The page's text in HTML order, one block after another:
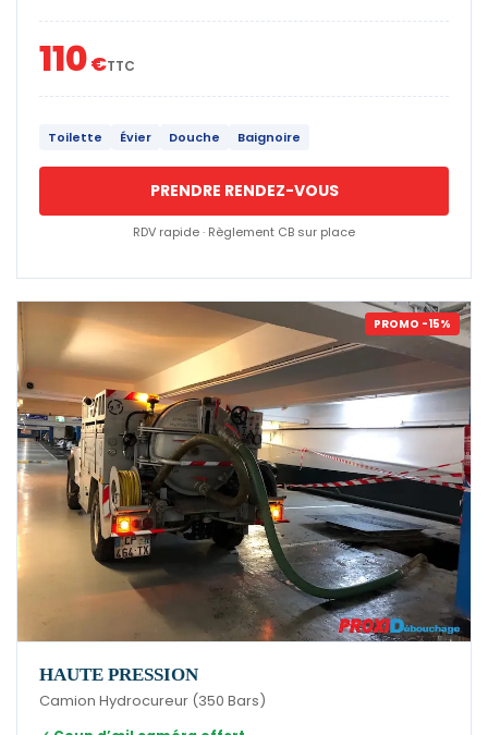
110€TTC
Toilette Évier Douche Baignoire
PRENDRE RENDEZ-VOUS
RDV rapide · Règlement CB sur place
PROMO -15%
HAUTE PRESSION
Camion Hydrocureur (350 Bars)